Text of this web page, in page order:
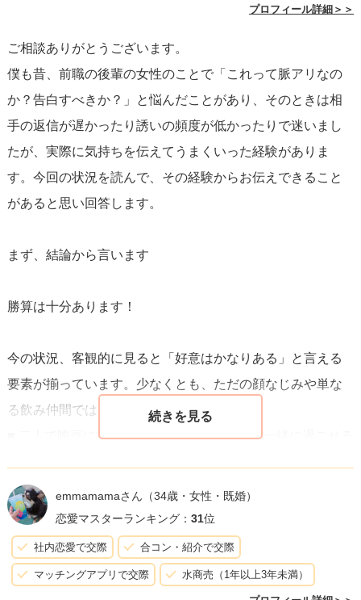
プロフィール詳細＞＞
ご相談ありがとうございます。
僕も昔、前職の後輩の女性のことで「これって脈アリなの
か？告白すべきか？」と悩んだことがあり、そのときは相
手の返信が遅かったり誘いの頻度が低かったりで迷いまし
たが、実際に気持ちを伝えてうまくいった経験がありま
す。今回の状況を読んで、その経験からお伝えできること
があると思い回答します。
まず、結論から言います
勝算は十分あります！
今の状況、客観的に見ると「好意はかなりある」と言える
要素が揃っています。少なくとも、ただの顔なじみや単な
る飲み仲間では
■ 二人で映画に行って、そのまま晩御飯まで一緒に過ごせる
ってくれている
■ タメ口で話すようになっている（あなたの提案で自然に変
わっている）
■ 会う約束に前向きで、具体的に「4月だったらどこでも大
丈夫」と返してくれている
emmamamaさん （34歳・女性・既婚）
恋愛マスターランキング： 31位
社内恋愛で交際 合コン・紹介で交際
マッチングアプリで交際 水商売（1年以上3年未満）